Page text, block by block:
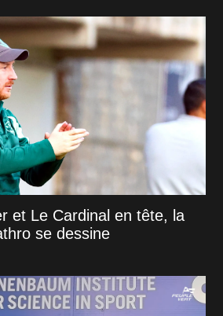
et Le Cardinal en tête, la
se dessine